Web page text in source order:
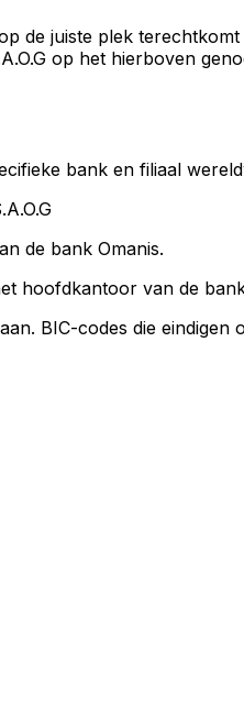
de juiste plek
op het hierboven
bank en filiaal
de bank Omanis.
hoofdkantoor van de
BIC-codes die